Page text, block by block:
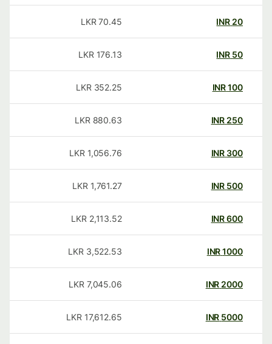
20
INR
70.45
LKR
50
INR
176.13
LKR
100
INR
352.25
LKR
250
INR
880.63
LKR
300
INR
1,056.76
LKR
500
INR
1,761.27
LKR
600
INR
2,113.52
LKR
1000
INR
3,522.53
LKR
2000
INR
7,045.06
LKR
5000
INR
17,612.65
LKR